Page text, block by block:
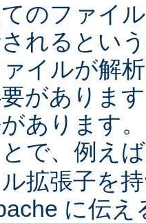
のファイ
れるとい
イルが解
がありま
あります
で、例えば
拡張子を
に伝え